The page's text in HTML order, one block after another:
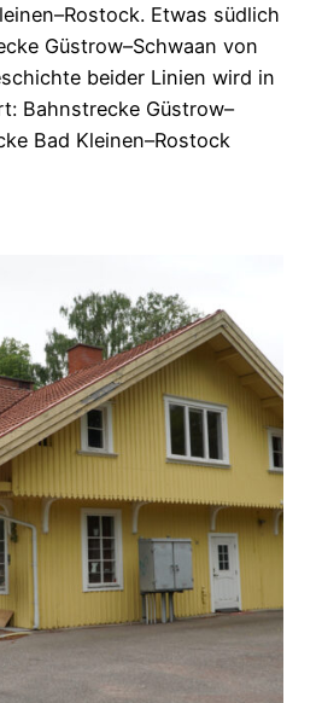
Etwas südlich
Güstrow–Schwaan von
beider Linien wird in
Bahnstrecke Güstrow–
Bad Kleinen–Rostock